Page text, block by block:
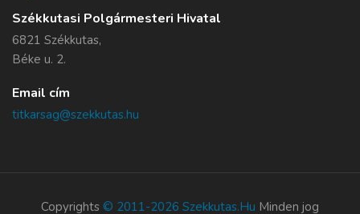
Székkutasi Polgármesteri Hivatal
6821 Székkutas,
Béke u. 2.
Email cím
titkarsag@szekkutas.hu
Copyrights © 2011-2026 Szekkutas.hu Minden jog